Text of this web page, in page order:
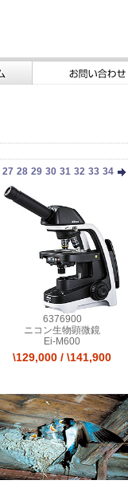
27 28 29 30 31 32 33 34
6376900
ニコン生物顕微鏡
Ei-M600
\129,000 / \141,900